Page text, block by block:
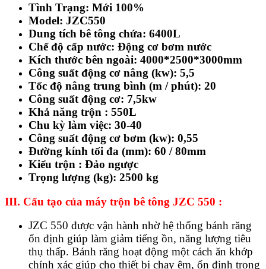
Tình Trạng: Mới 100%
Model: JZC550
Dung tích bê tông chứa: 6400L
Chế độ cấp nước: Động cơ bơm nước
Kích thước bên ngoài: 4000*2500*3000mm
Công suất động cơ nâng (kw): 5,5
Tốc độ nâng trung bình (m / phút): 20
Công suất động cơ: 7,5kw
Khả năng trộn : 550L
Chu kỳ làm việc: 30-40
Công suất động cơ bơm (kw): 0,55
Đường kính tối đa (mm): 60 / 80mm
Kiểu trộn : Đảo ngược
Trọng lượng (kg): 2500 kg
III. Cấu tạo của máy trộn bê tông JZC 550 :
JZC 550 được vận hành nhờ hệ thống bánh răng
ổn định giúp làm giảm tiếng ồn, năng lượng tiêu
thụ thấp. Bánh răng hoạt động một cách ăn khớp
chính xác giúp cho thiết bị chạy êm, ổn định trong